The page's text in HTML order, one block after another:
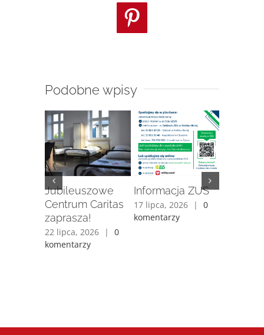
Pinterest
Podobne wpisy
Jubileuszowe
Centrum Caritas
zaprasza!
22 lipca, 2026 |
0
komentarzy
Informacja ZUS
17 lipca, 2026 |
0
komentarzy